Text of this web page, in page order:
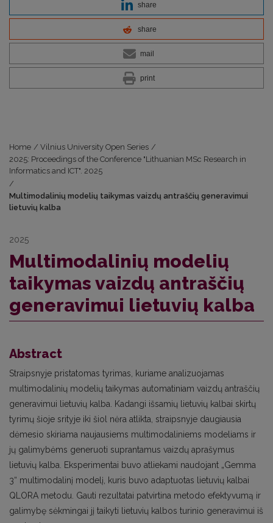
share
share
mail
print
Home / Vilnius University Open Series /
2025: Proceedings of the Conference "Lithuanian MSc Research in
Informatics and ICT". 2025
/
Multimodalinių modelių taikymas vaizdų antraščių generavimui
lietuvių kalba
2025
Multimodalinių modelių
taikymas vaizdų antraščių
generavimui lietuvių kalba
Abstract
Straipsnyje pristatomas tyrimas, kuriame analizuojamas
multimodalinių modelių taikymas automatiniam vaizdų antraščių
generavimui lietuvių kalba. Kadangi išsamių lietuvių kalbai skirtų
tyrimų šioje srityje iki šiol nėra atlikta, straipsnyje daugiausia
dėmesio skiriama naujausiems multimodaliniems modeliams ir
jų galimybėms generuoti suprantamus vaizdų aprašymus
lietuvių kalba. Eksperimentai buvo atliekami naudojant „Gemma
3“ multimodalinį modelį, kuris buvo adaptuotas lietuvių kalbai
QLORA metodu. Gauti rezultatai patvirtina metodo efektyvumą ir
galimybę sėkmingai jį taikyti lietuvių kalbos turinio generavimui iš